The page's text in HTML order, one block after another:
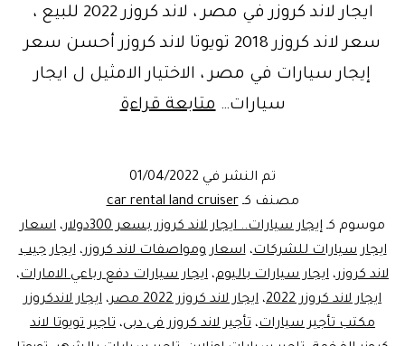
ايجار لاند كروزر في مصر ، لاند كروزر 2022 للبيع ،
سعر لاند كروزر 2018 تويوتا لاند كروزر أحسن سعر
إيجار سيارات في مصر ، الاختيار الامثيل ل ايجار
سيارات…متابعة قراءة
كروزر
2022
سيارة
مصر
الاولي
تم النشر في 01/04/2022
مصنف كـcar rental land cruiser
موسوم كـ إيجار سيارات.. ايجار لاند كروزر بسعر 300دولار ، اسعار
ايجار سيارات للشركات،اسعار ومواصفات لاند كروزر،ايجار جيب
لاند كروزر، ايجار سيارات باليوم، ايجار سيارات دفع رباعي الامارات،
ايجار لاند كروزر 2022
، ايجار لاند كروزر 2022 مصر ، ايجار لاندكروزر
مكتب تأجير سيارات، تأجير لاند كروزر فى دبى، تاجير تويوتا لاند